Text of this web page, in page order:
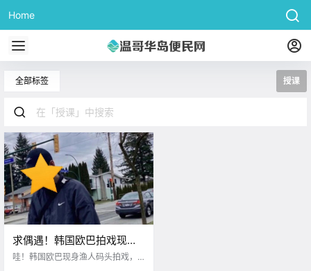
Home
全部标签 授课
求偶遇！韩国欧巴拍戏现身
渔人码头！开森，RRU今年
哇！韩国欧巴现身渔人码头拍戏，